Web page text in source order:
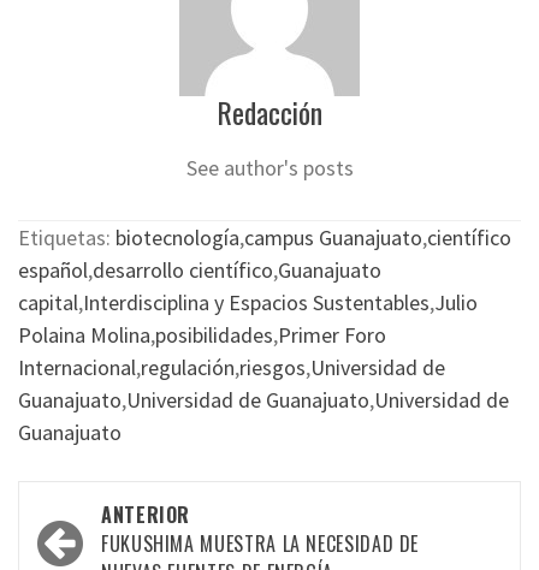
Redacción
See author's posts
Etiquetas: biotecnología,campus Guanajuato,científico
español,desarrollo científico,Guanajuato
capital,Interdisciplina y Espacios Sustentables,Julio
Polaina Molina,posibilidades,Primer Foro
Internacional,regulación,riesgos,Universidad de
Guanajuato,Universidad de Guanajuato,Universidad de
Guanajuato
Navegación
por
ANTERIOR
FUKUSHIMA MUESTRA LA NECESIDAD DE